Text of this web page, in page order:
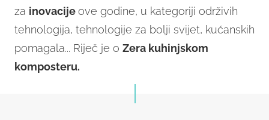
za inovacijeove godine, u kategoriji održivih
tehnologija, tehnologije za bolji svijet, kućanskih
pomagala... Riječ je o Zera kuhinjskom
komposteru.